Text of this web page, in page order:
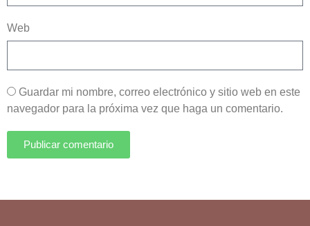
Web
Guardar mi nombre, correo electrónico y sitio web en este
navegador para la próxima vez que haga un comentario.
Publicar comentario